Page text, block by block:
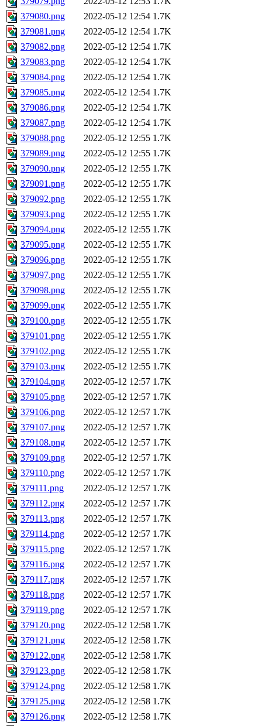
379080.png
2022-05-12 12:54 1.7K
379081.png
2022-05-12 12:54 1.7K
379082.png
2022-05-12 12:54 1.7K
379083.png
2022-05-12 12:54 1.7K
379084.png
2022-05-12 12:54 1.7K
379085.png
2022-05-12 12:54 1.7K
379086.png
2022-05-12 12:54 1.7K
379087.png
2022-05-12 12:54 1.7K
379088.png
2022-05-12 12:55 1.7K
379089.png
2022-05-12 12:55 1.7K
379090.png
2022-05-12 12:55 1.7K
379091.png
2022-05-12 12:55 1.7K
379092.png
2022-05-12 12:55 1.7K
379093.png
2022-05-12 12:55 1.7K
379094.png
2022-05-12 12:55 1.7K
379095.png
2022-05-12 12:55 1.7K
379096.png
2022-05-12 12:55 1.7K
379097.png
2022-05-12 12:55 1.7K
379098.png
2022-05-12 12:55 1.7K
379099.png
2022-05-12 12:55 1.7K
379100.png
2022-05-12 12:55 1.7K
379101.png
2022-05-12 12:55 1.7K
379102.png
2022-05-12 12:55 1.7K
379103.png
2022-05-12 12:55 1.7K
379104.png
2022-05-12 12:57 1.7K
379105.png
2022-05-12 12:57 1.7K
379106.png
2022-05-12 12:57 1.7K
379107.png
2022-05-12 12:57 1.7K
379108.png
2022-05-12 12:57 1.7K
379109.png
2022-05-12 12:57 1.7K
379110.png
2022-05-12 12:57 1.7K
379111.png
2022-05-12 12:57 1.7K
379112.png
2022-05-12 12:57 1.7K
379113.png
2022-05-12 12:57 1.7K
379114.png
2022-05-12 12:57 1.7K
379115.png
2022-05-12 12:57 1.7K
379116.png
2022-05-12 12:57 1.7K
379117.png
2022-05-12 12:57 1.7K
379118.png
2022-05-12 12:57 1.7K
379119.png
2022-05-12 12:57 1.7K
379120.png
2022-05-12 12:58 1.7K
379121.png
2022-05-12 12:58 1.7K
379122.png
2022-05-12 12:58 1.7K
379123.png
2022-05-12 12:58 1.7K
379124.png
2022-05-12 12:58 1.7K
379125.png
2022-05-12 12:58 1.7K
379126.png
2022-05-12 12:58 1.7K